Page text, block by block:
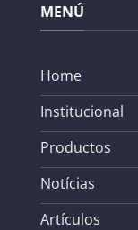
MENÚ
Home
Institucional
Productos
Notícias
Artículos